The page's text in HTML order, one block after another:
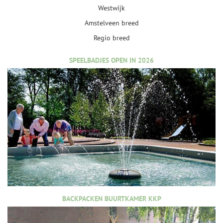
Westwijk
Amstelveen breed
Regio breed
SPEELBADJES OPEN IN 2026
BACKPACKEN BUURTKAMER KKP